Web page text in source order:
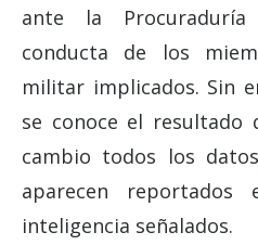
ante la
conducta de los
militar implicados. Sin
se conoce el resultado
cambio todos los
aparecen
inteligencia señalados.